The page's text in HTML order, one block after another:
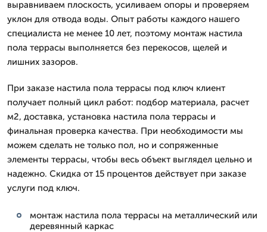
выравниваем плоскость, усиливаем опоры и проверяем
уклон для отвода воды. Опыт работы каждого нашего
специалиста не менее 10 лет, поэтому монтаж настила
пола террасы выполняется без перекосов, щелей и
лишних зазоров.
При заказе настила пола террасы под ключ клиент
получает полный цикл работ: подбор материала, расчет
м2, доставка, установка настила пола террасы и
финальная проверка качества. При необходимости мы
можем сделать не только пол, но и сопряженные
элементы террасы, чтобы весь объект выглядел цельно и
надежно. Скидка от 15 процентов действует при заказе
услуги под ключ.
монтаж настила пола террасы на металлический или
деревянный каркас